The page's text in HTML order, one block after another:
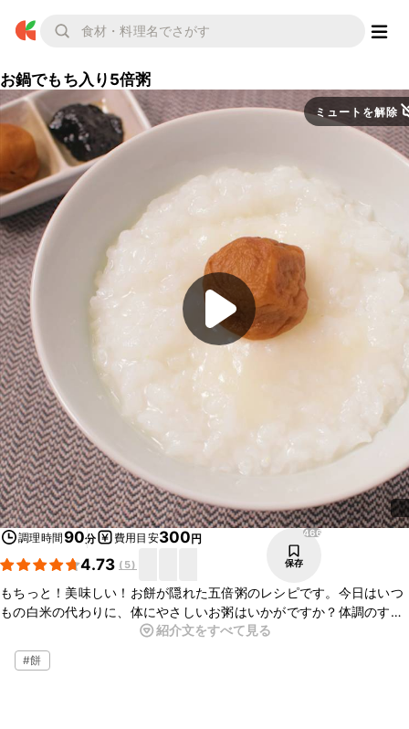
お鍋でもち入り5倍粥
ミュートを解除
調理時間90分 費用目安300円
4.73 ( 5)
466
保存
もちっと！美味しい！お餅が隠れた五倍粥のレシピです。今日はいつ
もの白米の代わりに、体にやさしいお粥はいかがですか？体調のすぐ
れない時だけでなく、温まりたい時にも最適です。梅干しや海苔の佃
煮など、お好きなトッピングで召し上がってくださいね。
紹介文をすべて見る
#餅